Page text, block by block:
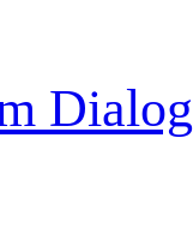
Dialog